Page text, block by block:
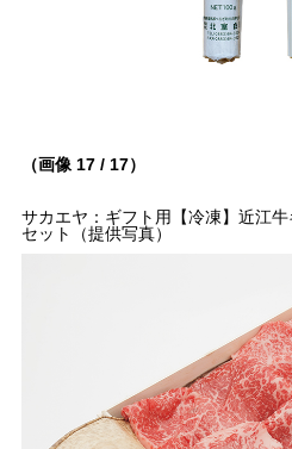
（画像 17 / 17）
サカエヤ：ギフト用【冷凍】近江
セット（提供写真）